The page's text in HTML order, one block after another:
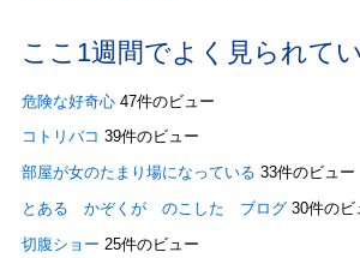
ここ1週間でよく見られて
危険な好奇心 47件のビュー
コトリバコ 39件のビュー
部屋が女のたまり場になっている 33件のビュー
とある かぞくが のこした ブログ 30件のビ
切腹ショー 25件のビュー